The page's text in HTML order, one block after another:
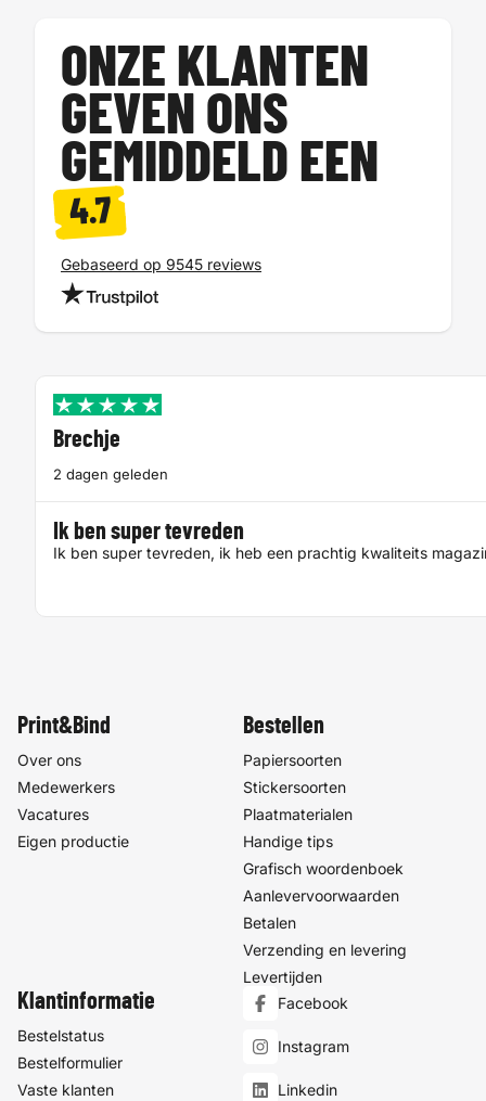
ONZE KLANTEN
GEVEN ONS
GEMIDDELD EEN
4.7
Gebaseerd op 9545 reviews
Brechje
2 dagen geleden
Ik ben super tevreden
Ik ben super tevreden, ik heb een prachtig kwaliteits
Print&Bind
Over ons
Medewerkers
Vacatures
Eigen productie
Bestellen
Papiersoorten
Stickersoorten
Plaatmaterialen
Handige tips
Grafisch woordenboek
Aanlevervoorwaarden
Betalen
Verzending en levering
Levertijden
Klantinformatie
Bestelstatus
Bestelformulier
Vaste klanten
Facebook
Instagram
Linkedin